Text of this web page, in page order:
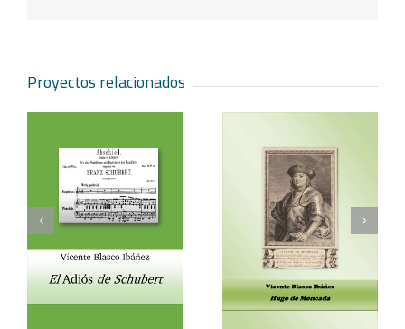
Proyectos relacionados
Vicente Blasco Ibáñez,
Hugo de Moncada
Aventura veneciana y
otros cuentos